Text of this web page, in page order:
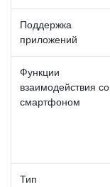
Поддержка
приложений
Функции
взаимодействия со
смартфоном
Тип